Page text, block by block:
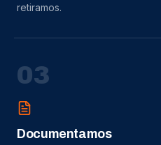
retiramos.
03
Documentamos